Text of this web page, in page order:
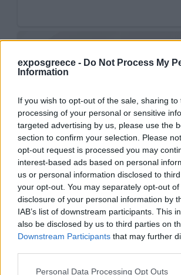
exposgreece - Do Not Process My
Information
If you wish to opt-out of the sale, sharing
processing of your personal or sensitive
targeted advertising by us, please use the
section to confirm your selection. Please
opt-out request is processed you may
interest-based ads based on personal
us or personal information disclosed to
your opt-out. You may separately opt-out
disclosure of your personal information by
IAB’s list of downstream participants. This
also be disclosed by us to third parties on
Downstream Participants that may further
Personal Data Processing Opt Outs